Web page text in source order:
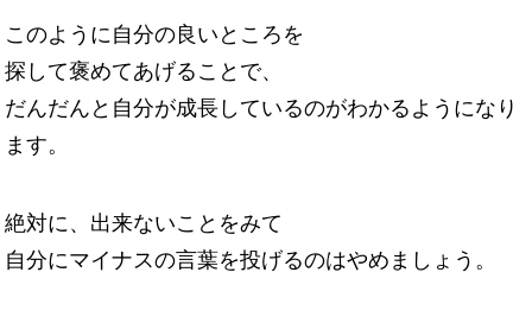
このように自分の良いところを
探して褒めてあげることで、
だんだんと自分が成長しているのがわかるようになり
ます。
絶対に、出来ないことをみて
自分にマイナスの言葉を投げるのはやめましょう。